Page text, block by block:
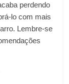
perdendo
lo com mais
Lembre-se